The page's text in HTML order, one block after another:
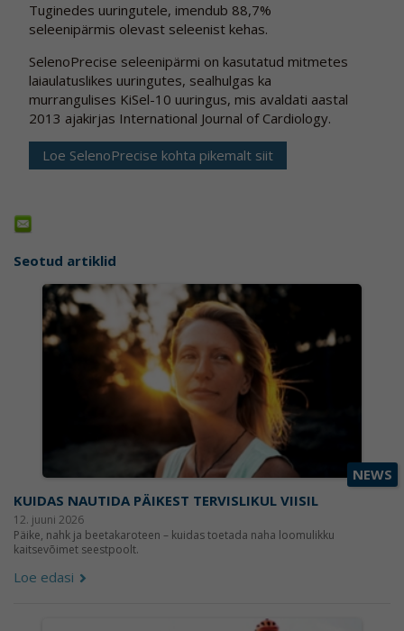
Tuginedes uuringutele, imendub 88,7%
seleenipärmis olevast seleenist kehas.
SelenoPrecise seleenipärmi on kasutatud mitmetes
laiaulatuslikes uuringutes, sealhulgas ka
murrangulises KiSel-10 uuringus, mis avaldati aastal
2013 ajakirjas International Journal of Cardiology.
Loe SelenoPrecise kohta pikemalt siit
Seotud artiklid
NEWS
KUIDAS NAUTIDA PÄIKEST TERVISLIKUL VIISIL
12. juuni 2026
Päike, nahk ja beetakaroteen – kuidas toetada naha loomulikku
kaitsevõimet seestpoolt.
Loe edasi